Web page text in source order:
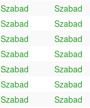
Szabad
Szabad
Szabad
Szabad
Szabad
Szabad
Szabad
Szabad
Szabad
Szabad
Szabad
Szabad
Szabad
Szabad